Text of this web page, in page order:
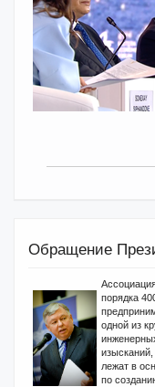
Обращение
порядка
одной из
лежат в
по